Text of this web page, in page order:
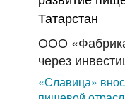
ООО
через
«Славица»